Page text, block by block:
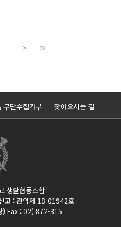
무단수집거부 찾아오시는 길
생활협동조합
고 : 관악제 18-01942호
) Fax : 02) 872-315